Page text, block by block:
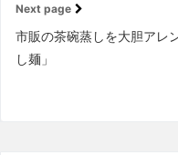
Next page
市販の茶碗蒸しを大胆アレ
し麺」